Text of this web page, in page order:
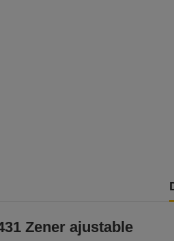
Zener ajustable